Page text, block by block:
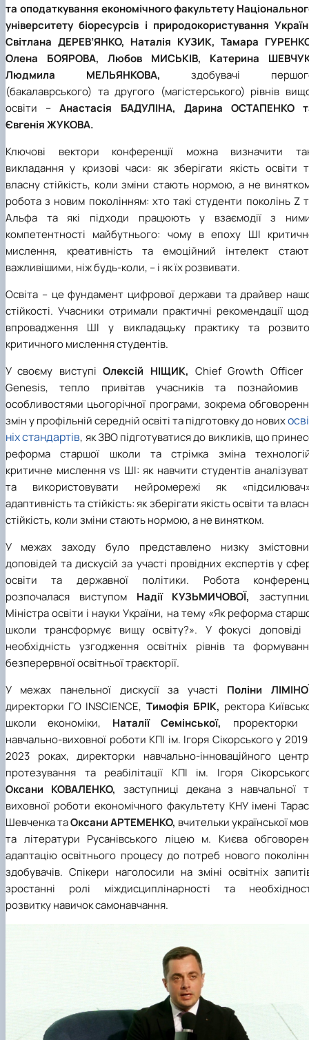
та оподаткування економічного факультету
університету біоресурсів і природокористування
Світлана ДЕРЕВ’ЯНКО, Наталія КУЗИК, Тамара
Олена БОЯРОВА, Любов МИСЬКІВ, Катерина
Людмила МЕЛЬЯНКОВА,здобувачі
(бакалаврського) та другого (магістерського) рівнів
освіти –Анастасія БАДУЛІНА, Дарина ОСТАПЕНКО
Євгенія ЖУКОВА.
Ключові вектори конференції можна визначити
викладання у кризові часи: як зберігати якість освіти
власну стійкість, коли зміни стають нормою, а не
робота з новим поколінням: хто такі студенти поколінь Z
Альфа та які підходи працюють у взаємодії з
компетентності майбутнього: чому в епоху ШІ
мислення, креативність та емоційний інтелект
важливішими, ніж будь-коли, – і як їх розвивати.
Освіта – це фундамент цифрової держави та драйвер
стійкості. Учасники отримали практичні рекомендації
впровадження ШІ у викладацьку практику та
критичного мислення студентів.
У своєму виступіОлексій НІЩИК, Chief Growth Officer
Genesis, тепло привітав учасників та познайомив
особливостями цьогорічної програми, зокрема
змін у профільній середній освіті та підготовку до нових
ніх стандартів, як ЗВО підготуватися до викликів, що
реформа старшої школи та стрімка зміна
критичне мислення vs ШІ: як навчити студентів
та використовувати нейромережі як
адаптивність та стійкість: як зберігати якість освіти та
стійкість, коли зміни стають нормою, а не винятком.
У межах заходу було представлено низку
доповідей та дискусій за участі провідних експертів у
освіти та державної політики. Робота
розпочалася виступом Надії КУЗЬМИЧОВОЇ,
Міністра освіти і науки України, на тему «Як реформа
школи трансформує вищу освіту?». У фокусі доповіді
необхідність узгодження освітніх рівнів та
безперервної освітньої траєкторії.
У межах панельної дискусії за участі Поліни
директорки ГО INSCIENCE, Тимофія БРІК, ректора
школи економіки, Наталії Семінської,
проректорки
навчально-виховної роботи КПІ ім. Ігоря Сікорського у
2023 роках, директорки навчально-інноваційного
протезування та реабілітації КПІ ім. Ігоря
Оксани КОВАЛЕНКО, заступниці декана з навчальної
виховної роботи економічного факультету КНУ імені
Шевченка таОксани АРТЕМЕНКО, вчительки української
та літератури Русанівського ліцею м. Києва
адаптацію освітнього процесу до потреб нового
здобувачів. Спікери наголосили на зміні освітніх
зростанні ролі міждисциплінарності та
розвитку навичок самонавчання.